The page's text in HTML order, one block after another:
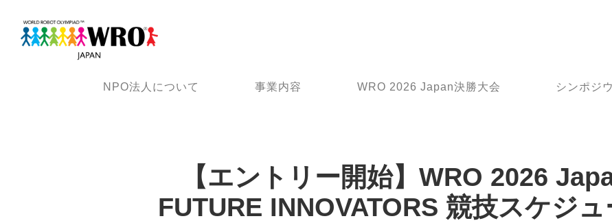
NPO法人について 事業内容 WRO 2026 Japan決勝大会 シンポジ
【エントリー開始】WRO 2026
FUTURE INNOVATORS 競技スケジ